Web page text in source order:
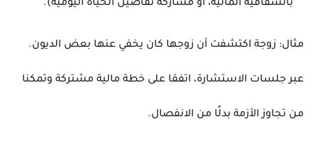
بالشفافية المالية، أو مشاركة تفاصيل الحياة اليومية).
مثال: زوجة اكتشفت أن زوجها كان يخفي عنها بعض الديون.
عبر جلسات الاستشارة، اتفقا على خطة مالية مشتركة وتمكنا
من تجاوز الأزمة بدلًا من الانفصال.